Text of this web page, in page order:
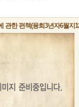
관한 편책(융희3년자6월지